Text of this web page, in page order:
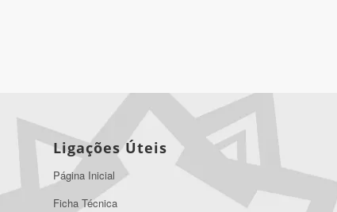
Ligações Úteis
Página Inicial
Ficha Técnica